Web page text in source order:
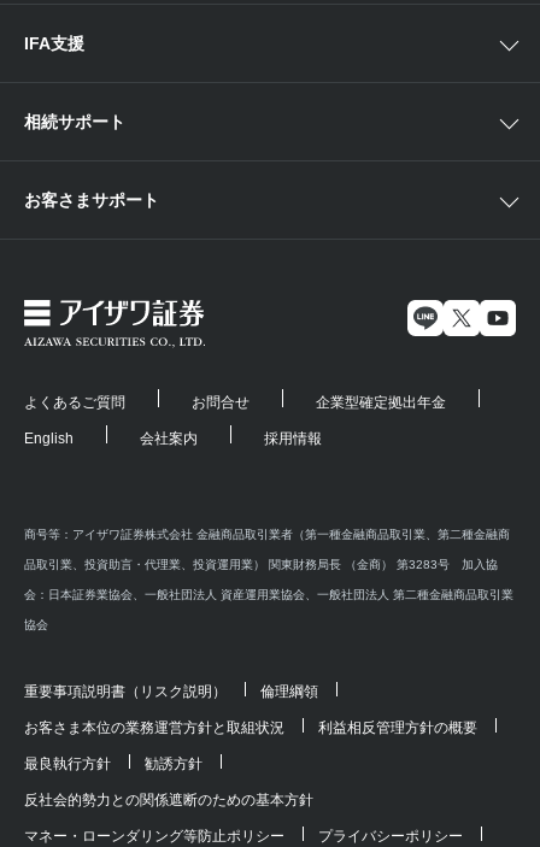
IFA支援
相続サポート
お客さまサポート
よくあるご質問 お問合せ 企業型確定拠出年金
English 会社案内 採用情報
商号等：アイザワ証券株式会社 金融商品取引業者（第一種金融商品取引業、第二種金融商
品取引業、投資助言・代理業、投資運用業） 関東財務局長 （金商） 第3283号 加入協
会：日本証券業協会、一般社団法人 資産運用業協会、一般社団法人 第二種金融商品取引業
協会
重要事項説明書（リスク説明） 倫理綱領
お客さま本位の業務運営方針と取組状況 利益相反管理方針の概要
最良執行方針 勧誘方針
反社会的勢力との関係遮断のための基本方針
マネー・ローンダリング等防止ポリシー プライバシーポリシー